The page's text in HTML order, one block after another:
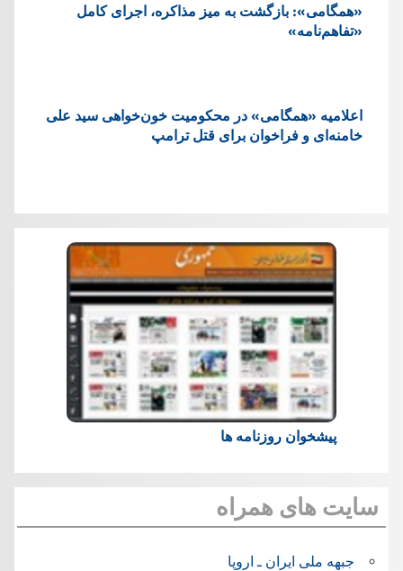
«همگامی»: بازگشت به میز مذاکره، اجرای کامل
«تفاهم‌نامه»
اعلامیه «همگامی» در محکومیت خون‌خواهی سید علی
خامنه‌ای و فراخوان برای قتل ترامپ
پیشخوان روزنامه ها
سایت های همراه
جبهه ملی ایران ـ اروپا